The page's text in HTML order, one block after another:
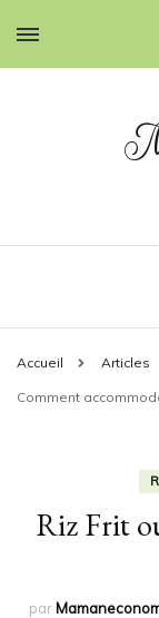
Accueil Articles
Comment
Riz Frit
par